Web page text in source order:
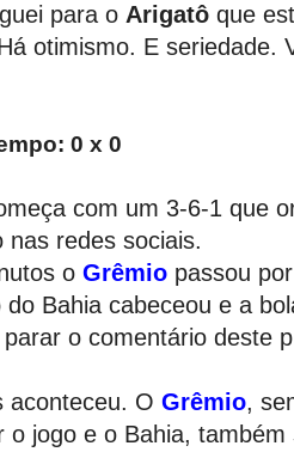
para o Arigatô que
otimismo. E seriedade.
0 x 0
com um 3-6-1 que
nas redes sociais.
o Grêmio passou
do Bahia cabeceou e a
o comentário deste
aconteceu. O Grêmio,
o jogo e o Bahia,